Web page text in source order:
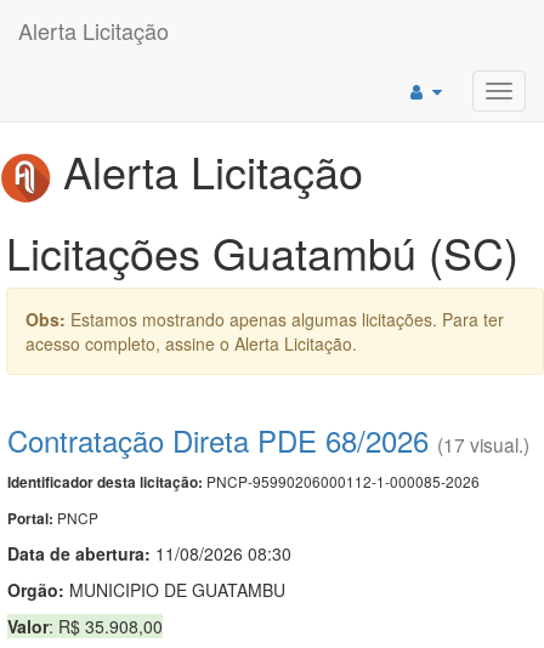
Alerta Licitação
Alerta Licitação
Licitações Guatambú (SC)
Obs: Estamos mostrando apenas algumas licitações. Para ter
acesso completo, assine o Alerta Licitação.
Contratação Direta PDE 68/2026 (17 visual.)
Identificador desta licitação: PNCP-95990206000112-1-000085-2026
Portal: PNCP
Data de abertura: 11/08/2026 08:30
Orgão: MUNICIPIO DE GUATAMBU
Valor: R$ 35.908,00